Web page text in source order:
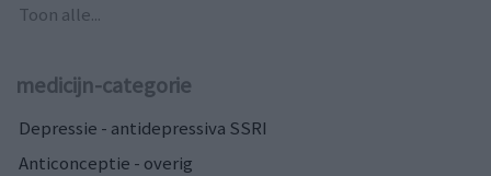
Toon alle...
medicijn-categorie
Depressie - antidepressiva SSRI
Anticonceptie - overig